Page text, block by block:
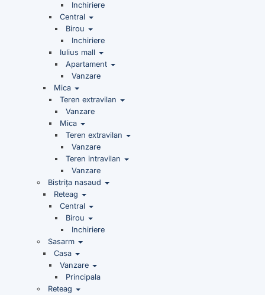
Inchiriere
Central
Birou
Inchiriere
Iulius mall
Apartament
Vanzare
Mica
Teren extravilan
Vanzare
Mica
Teren extravilan
Vanzare
Teren intravilan
Vanzare
Bistrița nasaud
Reteag
Central
Birou
Inchiriere
Sasarm
Casa
Vanzare
Principala
Reteag